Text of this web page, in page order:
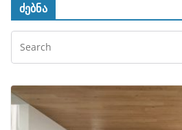
ძებნა